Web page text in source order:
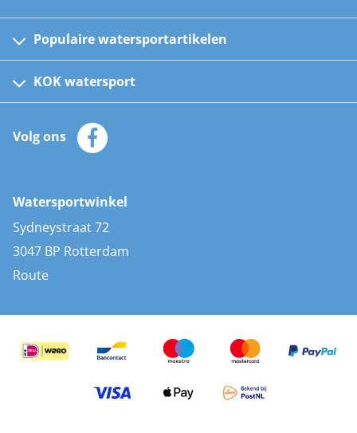
Populaire watersportartikelen
Kinder reddingsvesten
Automatische reddingsvesten
Zeilkleding
Zonnepanelen
AIS transponders
Stootwillen en fenders
Bootkussens
Zwemtrappen
KOK watersport
Klantenservice
Merken
Volg ons
Watersportwinkel
Sydneystraat 72
3047 BP Rotterdam
Route